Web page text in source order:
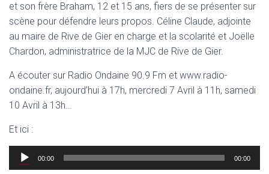
et son frère Braham, 12 et 15 ans, fiers de se présenter sur
scène pour défendre leurs propos. Céline Claude, adjointe
au maire de Rive de Gier en charge et la scolarité et Joëlle
Chardon, administratrice de la MJC de Rive de Gier.
A écouter sur Radio Ondaine 90.9 Fm et www.radio-
ondaine.fr, aujourd’hui à 17h, mercredi 7 Avril à 11h, samedi
10 Avril à 13h…
Et ici :
Lecteur
audio
00:00 00:00